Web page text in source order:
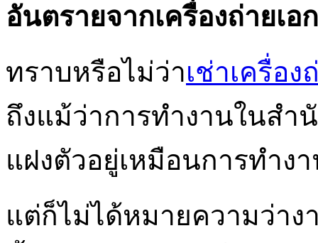
อันตรายจากเครื่องถ่ายเอ
ทราบหรือไม่ว่าเช่าเครื่อ
ถึงแม้ว่าการทำงานในสำ
แฝงตัวอยู่เหมือนการทำง
แต่ก็ไม่ได้หมายความว่า